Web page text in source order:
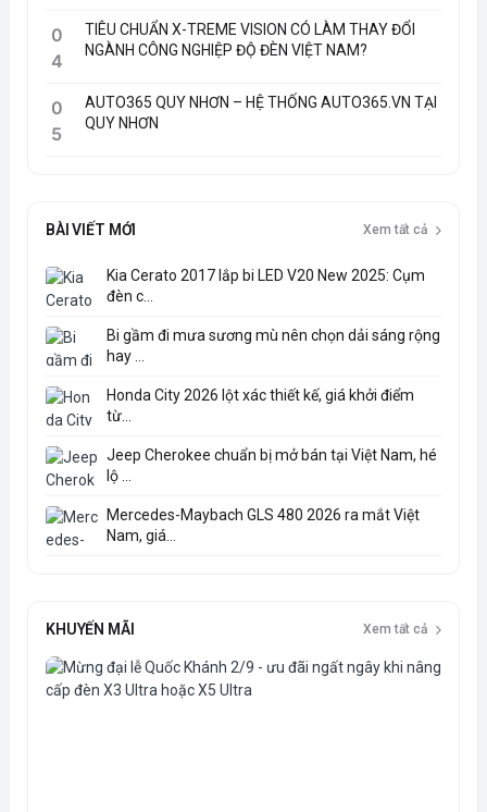
0
4
TIÊU CHUẨN X-TREME VISION CÓ LÀM THAY ĐỔI
NGÀNH CÔNG NGHIỆP ĐỘ ĐÈN VIỆT NAM?
0
5
AUTO365 QUY NHƠN – HỆ THỐNG AUTO365.VN TẠI
QUY NHƠN
BÀI VIẾT MỚI Xem tất cả
Kia Cerato 2017 lắp bi LED V20 New 2025: Cụm
đèn c...
Bi gầm đi mưa sương mù nên chọn dải sáng rộng
hay ...
Honda City 2026 lột xác thiết kế, giá khởi điểm
từ...
Jeep Cherokee chuẩn bị mở bán tại Việt Nam, hé
lộ ...
Mercedes-Maybach GLS 480 2026 ra mắt Việt
Nam, giá...
KHUYẾN MÃI Xem tất cả